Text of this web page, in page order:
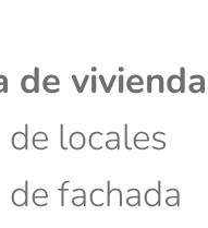
de
locales
fachada